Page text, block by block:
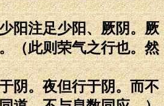
阳注足少阳、厥阴。厥
（此则荣气之行也。然
阴。夜但行于阴。而不